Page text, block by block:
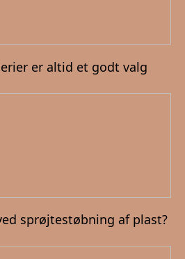
er altid et godt valg
sprøjtestøbning af plast?